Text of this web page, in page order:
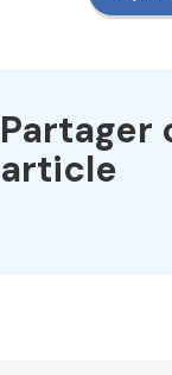
Partager
article